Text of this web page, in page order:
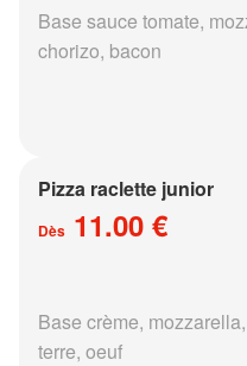
Base sauce tomate,
chorizo, bacon
Pizza raclette junior
Dès 11.00 €
Base crème,
terre, oeuf